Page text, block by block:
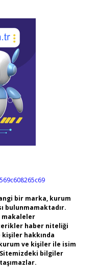
bir marka, kurum
bulunmamaktadır.
makaleler
haber niteliği
hakkında
ve kişiler ile isim
bilgiler